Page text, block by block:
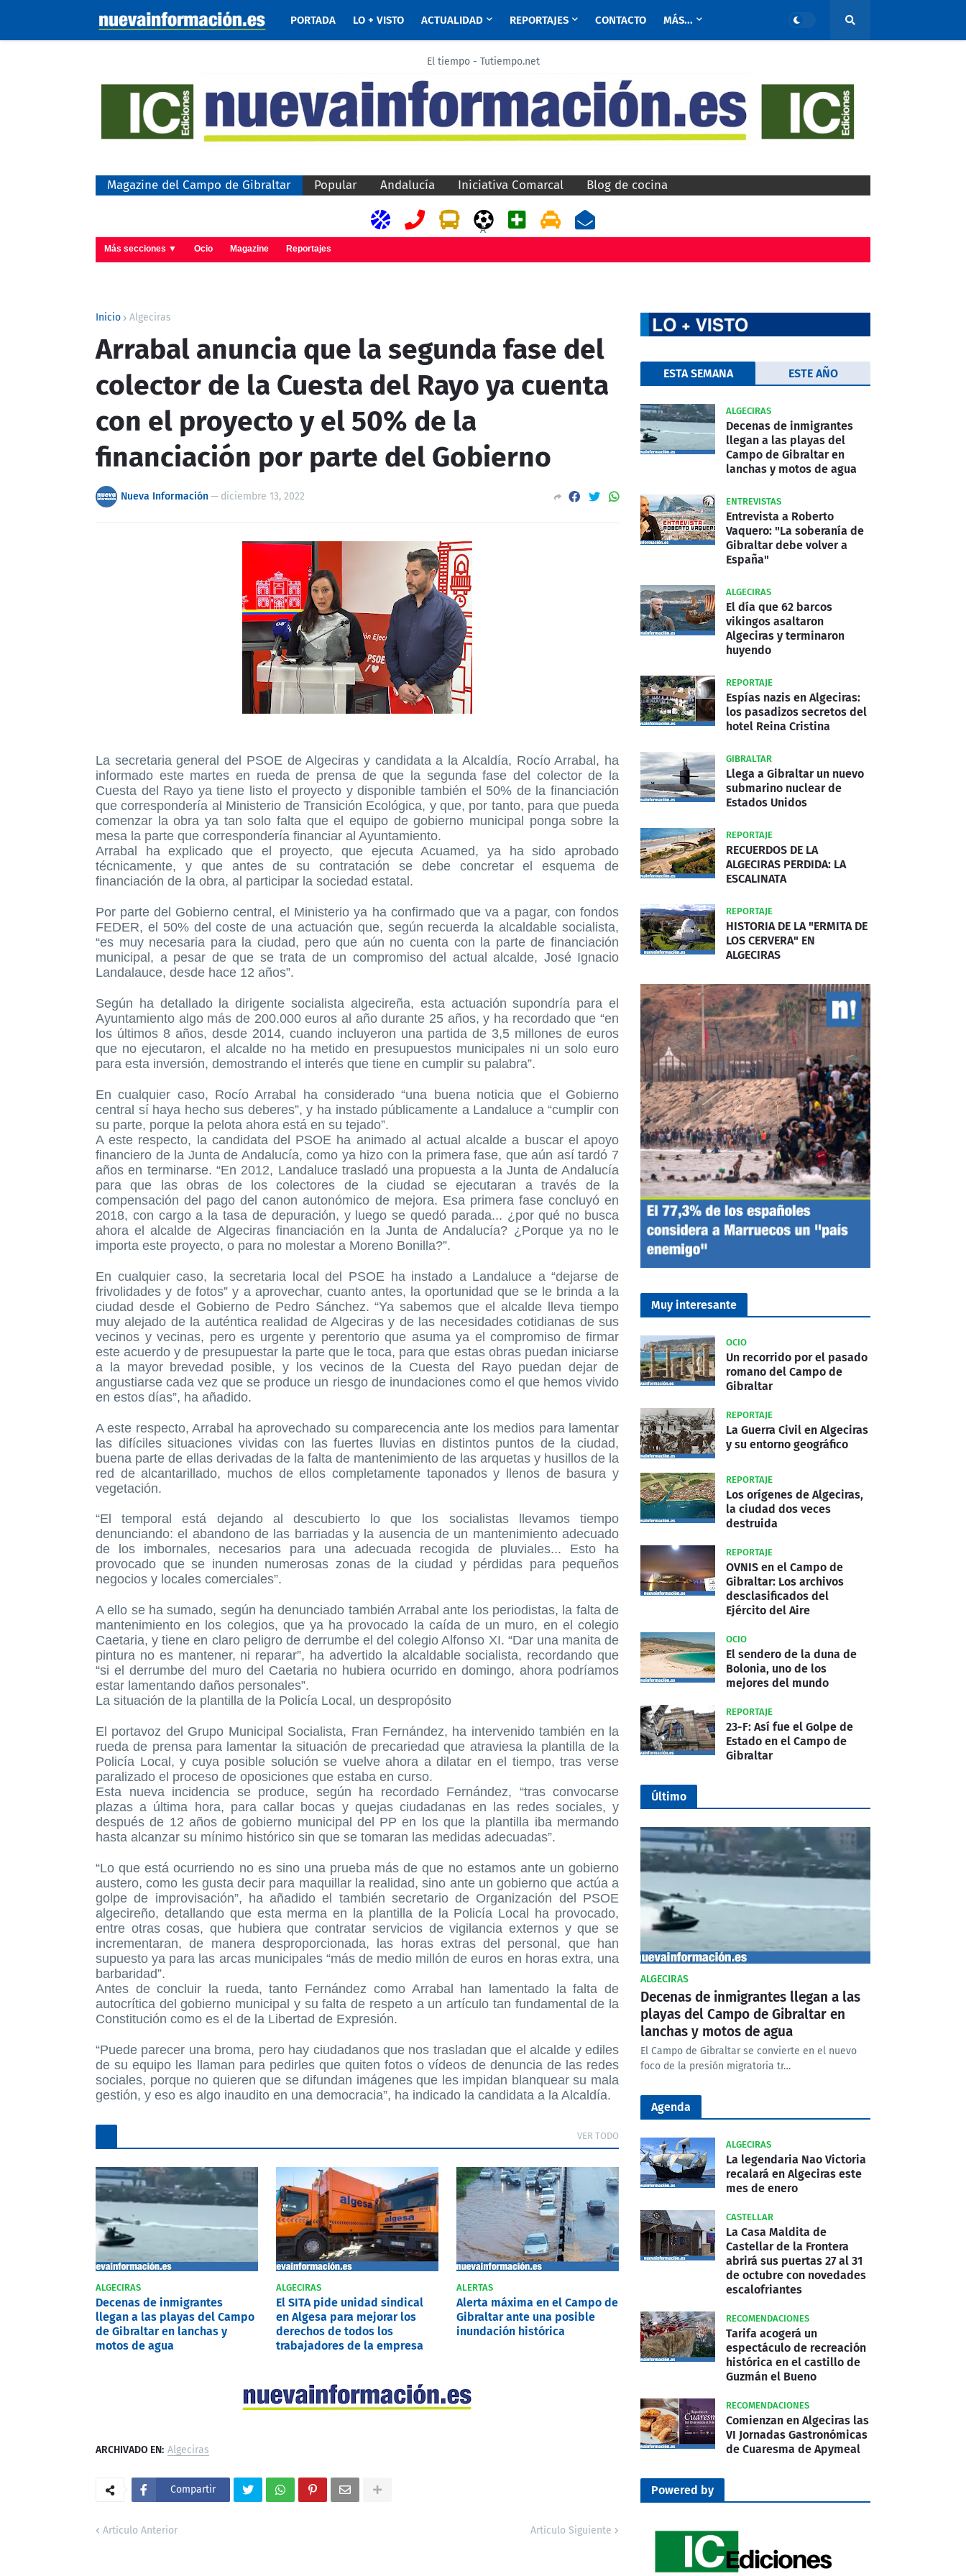
PORTADA LO + VISTO ACTUALIDAD REPORTAJES CONTACTO MÁS...
El tiempo - Tutiempo.net
Magazine del Campo de Gibraltar Popular Andalucía Iniciativa Comarcal Blog de cocina
A
Más secciones ▼ Ocio Magazine Reportajes
Inicio Algeciras
Arrabal anuncia que la segunda fase del
colector de la Cuesta del Rayo ya cuenta
con el proyecto y el 50% de la
financiación por parte del Gobierno
Nueva Información— diciembre 13, 2022
La secretaria general del PSOE de Algeciras y candidata a la Alcaldía, Rocío Arrabal, ha
informado este martes en rueda de prensa de que la segunda fase del colector de la
Cuesta del Rayo ya tiene listo el proyecto y disponible también el 50% de la financiación
que correspondería al Ministerio de Transición Ecológica, y que, por tanto, para que pueda
comenzar la obra ya tan solo falta que el equipo de gobierno municipal ponga sobre la
mesa la parte que correspondería financiar al Ayuntamiento.
Arrabal ha explicado que el proyecto, que ejecuta Acuamed, ya ha sido aprobado
técnicamente, y que antes de su contratación se debe concretar el esquema de
financiación de la obra, al participar la sociedad estatal.
Por parte del Gobierno central, el Ministerio ya ha confirmado que va a pagar, con fondos
FEDER, el 50% del coste de una actuación que, según recuerda la alcaldable socialista,
“es muy necesaria para la ciudad, pero que aún no cuenta con la parte de financiación
municipal, a pesar de que se trata de un compromiso del actual alcalde, José Ignacio
Landalauce, desde hace 12 años”.
Según ha detallado la dirigente socialista algecireña, esta actuación supondría para el
Ayuntamiento algo más de 200.000 euros al año durante 25 años, y ha recordado que “en
los últimos 8 años, desde 2014, cuando incluyeron una partida de 3,5 millones de euros
que no ejecutaron, el alcalde no ha metido en presupuestos municipales ni un solo euro
para esta inversión, demostrando el interés que tiene en cumplir su palabra”.
En cualquier caso, Rocío Arrabal ha considerado “una buena noticia que el Gobierno
central sí haya hecho sus deberes”, y ha instado públicamente a Landaluce a “cumplir con
su parte, porque la pelota ahora está en su tejado”.
A este respecto, la candidata del PSOE ha animado al actual alcalde a buscar el apoyo
financiero de la Junta de Andalucía, como ya hizo con la primera fase, que aún así tardó 7
años en terminarse. “En 2012, Landaluce trasladó una propuesta a la Junta de Andalucía
para que las obras de los colectores de la ciudad se ejecutaran a través de la
compensación del pago del canon autonómico de mejora. Esa primera fase concluyó en
2018, con cargo a la tasa de depuración, y luego se quedó parada... ¿por qué no busca
ahora el alcalde de Algeciras financiación en la Junta de Andalucía? ¿Porque ya no le
importa este proyecto, o para no molestar a Moreno Bonilla?”.
En cualquier caso, la secretaria local del PSOE ha instado a Landaluce a “dejarse de
frivolidades y de fotos” y a aprovechar, cuanto antes, la oportunidad que se le brinda a la
ciudad desde el Gobierno de Pedro Sánchez. “Ya sabemos que el alcalde lleva tiempo
muy alejado de la auténtica realidad de Algeciras y de las necesidades cotidianas de sus
vecinos y vecinas, pero es urgente y perentorio que asuma ya el compromiso de firmar
este acuerdo y de presupuestar la parte que le toca, para que estas obras puedan iniciarse
a la mayor brevedad posible, y los vecinos de la Cuesta del Rayo puedan dejar de
angustiarse cada vez que se produce un riesgo de inundaciones como el que hemos vivido
en estos días”, ha añadido.
A este respecto, Arrabal ha aprovechado su comparecencia ante los medios para lamentar
las difíciles situaciones vividas con las fuertes lluvias en distintos puntos de la ciudad,
buena parte de ellas derivadas de la falta de mantenimiento de las arquetas y husillos de la
red de alcantarillado, muchos de ellos completamente taponados y llenos de basura y
vegetación.
“El temporal está dejando al descubierto lo que los socialistas llevamos tiempo
denunciando: el abandono de las barriadas y la ausencia de un mantenimiento adecuado
de los imbornales, necesarios para una adecuada recogida de pluviales... Esto ha
provocado que se inunden numerosas zonas de la ciudad y pérdidas para pequeños
negocios y locales comerciales”.
A ello se ha sumado, según ha denunciado también Arrabal ante los periodistas, la falta de
mantenimiento en los colegios, que ya ha provocado la caída de un muro, en el colegio
Caetaria, y tiene en claro peligro de derrumbe el del colegio Alfonso XI. “Dar una manita de
pintura no es mantener, ni reparar”, ha advertido la alcaldable socialista, recordando que
“si el derrumbe del muro del Caetaria no hubiera ocurrido en domingo, ahora podríamos
estar lamentando daños personales”.
La situación de la plantilla de la Policía Local, un despropósito
El portavoz del Grupo Municipal Socialista, Fran Fernández, ha intervenido también en la
rueda de prensa para lamentar la situación de precariedad que atraviesa la plantilla de la
Policía Local, y cuya posible solución se vuelve ahora a dilatar en el tiempo, tras verse
paralizado el proceso de oposiciones que estaba en curso.
Esta nueva incidencia se produce, según ha recordado Fernández, “tras convocarse
plazas a última hora, para callar bocas y quejas ciudadanas en las redes sociales, y
después de 12 años de gobierno municipal del PP en los que la plantilla iba mermando
hasta alcanzar su mínimo histórico sin que se tomaran las medidas adecuadas”.
“Lo que está ocurriendo no es sino una prueba más de que no estamos ante un gobierno
austero, como les gusta decir para maquillar la realidad, sino ante un gobierno que actúa a
golpe de improvisación”, ha añadido el también secretario de Organización del PSOE
algecireño, detallando que esta merma en la plantilla de la Policía Local ha provocado,
entre otras cosas, que hubiera que contratar servicios de vigilancia externos y que se
incrementaran, de manera desproporcionada, las horas extras del personal, que han
supuesto ya para las arcas municipales “más de medio millón de euros en horas extra, una
barbaridad”.
Antes de concluir la rueda, tanto Fernández como Arrabal han lamentado la falta de
autocrítica del gobierno municipal y su falta de respeto a un artículo tan fundamental de la
Constitución como es el de la Libertad de Expresión.
“Puede parecer una broma, pero hay ciudadanos que nos trasladan que el alcalde y ediles
de su equipo les llaman para pedirles que quiten fotos o vídeos de denuncia de las redes
sociales, porque no quieren que se difundan imágenes que les impidan blanquear su mala
gestión, y eso es algo inaudito en una democracia”, ha indicado la candidata a la Alcaldía.
VER TODO
ALGECIRAS
Decenas de inmigrantes
llegan a las playas del Campo
de Gibraltar en lanchas y
motos de agua
ALGECIRAS
El SITA pide unidad sindical
en Algesa para mejorar los
derechos de todos los
trabajadores de la empresa
ALERTAS
Alerta máxima en el Campo de
Gibraltar ante una posible
inundación histórica
ARCHIVADO EN: Algeciras
Compartir
Artículo Anterior Artículo Siguiente
ESTA SEMANA ESTE AÑO
ALGECIRAS
Decenas de inmigrantes
llegan a las playas del
Campo de Gibraltar en
lanchas y motos de agua
ENTREVISTAS
Entrevista a Roberto
Vaquero: "La soberanía de
Gibraltar debe volver a
España"
ALGECIRAS
El día que 62 barcos
vikingos asaltaron
Algeciras y terminaron
huyendo
REPORTAJE
Espías nazis en Algeciras:
los pasadizos secretos del
hotel Reina Cristina
GIBRALTAR
Llega a Gibraltar un nuevo
submarino nuclear de
Estados Unidos
REPORTAJE
RECUERDOS DE LA
ALGECIRAS PERDIDA: LA
ESCALINATA
REPORTAJE
HISTORIA DE LA "ERMITA DE
LOS CERVERA" EN
ALGECIRAS
Muy interesante
OCIO
Un recorrido por el pasado
romano del Campo de
Gibraltar
REPORTAJE
La Guerra Civil en Algeciras
y su entorno geográfico
REPORTAJE
Los orígenes de Algeciras,
la ciudad dos veces
destruida
REPORTAJE
OVNIS en el Campo de
Gibraltar: Los archivos
desclasificados del
Ejército del Aire
OCIO
El sendero de la duna de
Bolonia, uno de los
mejores del mundo
REPORTAJE
23-F: Así fue el Golpe de
Estado en el Campo de
Gibraltar
Último
ALGECIRAS
Decenas de inmigrantes llegan a las
playas del Campo de Gibraltar en
lanchas y motos de agua
El Campo de Gibraltar se convierte en el nuevo
foco de la presión migratoria tr…
Agenda
ALGECIRAS
La legendaria Nao Victoria
recalará en Algeciras este
mes de enero
CASTELLAR
La Casa Maldita de
Castellar de la Frontera
abrirá sus puertas 27 al 31
de octubre con novedades
escalofriantes
RECOMENDACIONES
Tarifa acogerá un
espectáculo de recreación
histórica en el castillo de
Guzmán el Bueno
RECOMENDACIONES
Comienzan en Algeciras las
VI Jornadas Gastronómicas
de Cuaresma de Apymeal
Powered by